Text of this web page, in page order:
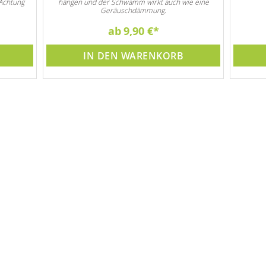
Geräuschdämmung.
ab9,90 €
IN DEN WARENKORB